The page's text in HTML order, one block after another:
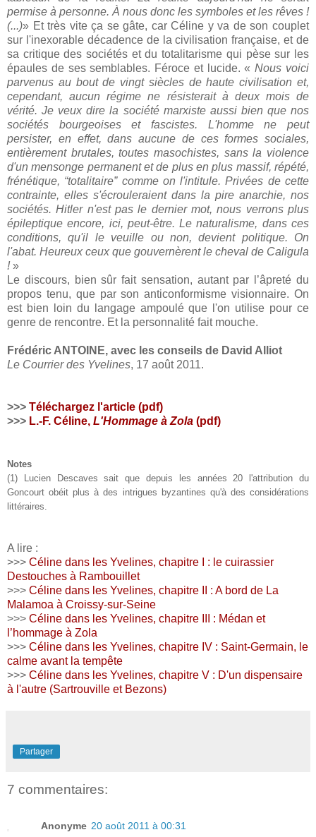
permise à personne. À nous donc les symboles et les rêves !
(...)» Et très vite ça se gâte, car Céline y va de son couplet
sur l'inexorable décadence de la civilisation française, et de
sa critique des sociétés et du totalitarisme qui pèse sur les
épaules de ses semblables. Féroce et lucide. «Nous voici
parvenus au bout de vingt siècles de haute civilisation et,
cependant, aucun régime ne résisterait à deux mois de
vérité. Je veux dire la société marxiste aussi bien que nos
sociétés bourgeoises et fascistes. L'homme ne peut
persister, en effet, dans aucune de ces formes sociales,
entièrement brutales, toutes masochistes, sans la violence
d'un mensonge permanent et de plus en plus massif, répété,
frénétique, “totalitaire” comme on l'intitule. Privées de cette
contrainte, elles s'écrouleraient dans la pire anarchie, nos
sociétés. Hitler n'est pas le dernier mot, nous verrons plus
épileptique encore, ici, peut-être. Le naturalisme, dans ces
conditions, qu'il le veuille ou non, devient politique. On
l'abat. Heureux ceux que gouvernèrent le cheval de Caligula
!»
Le discours, bien sûr fait sensation, autant par l’âpreté du
propos tenu, que par son anticonformisme visionnaire. On
est bien loin du langage ampoulé que l'on utilise pour ce
genre de rencontre. Et la personnalité fait mouche.
Frédéric ANTOINE, avec les conseils de David Alliot
Le Courrier des Yvelines, 17 août 2011.
>>> Téléchargez l'article (pdf)
>>> L.-F. Céline, L'Hommage à Zola (pdf)
Notes
(1) Lucien Descaves sait que depuis les années 20 l'attribution du
Goncourt obéit plus à des intrigues byzantines qu'à des considérations
littéraires.
A lire :
>>> Céline dans les Yvelines, chapitre I : le cuirassier
Destouches à Rambouillet
>>> Céline dans les Yvelines, chapitre II : A bord de La
Malamoa à Croissy-sur-Seine
>>> Céline dans les Yvelines, chapitre III : Médan et
l’hommage à Zola
>>> Céline dans les Yvelines, chapitre IV : Saint-Germain, le
calme avant la tempête
>>> Céline dans les Yvelines, chapitre V : D'un dispensaire
à l'autre (Sartrouville et Bezons)
Partager
7 commentaires:
Anonyme 20 août 2011 à 00:31